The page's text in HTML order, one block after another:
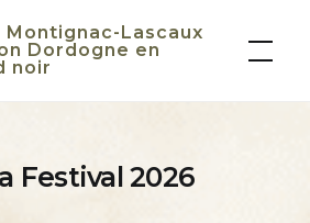
Montignac-Lascaux
Dordogne en
noir
Festival 2026